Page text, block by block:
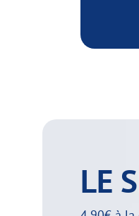
LE